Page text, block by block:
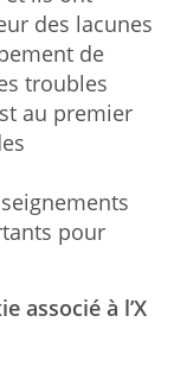
des lacunes
de
troubles
au premier
pour
associé à l’X